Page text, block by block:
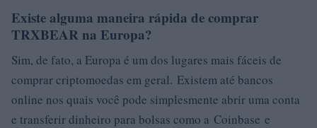
Existe alguma maneira rápida de comprar
TRXBEAR na Europa?
Sim, de fato, a Europa é um dos lugares mais fáceis de
comprar criptomoedas em geral. Existem até bancos
online nos quais você pode simplesmente abrir uma conta
e transferir dinheiro para bolsas como a Coinbase e